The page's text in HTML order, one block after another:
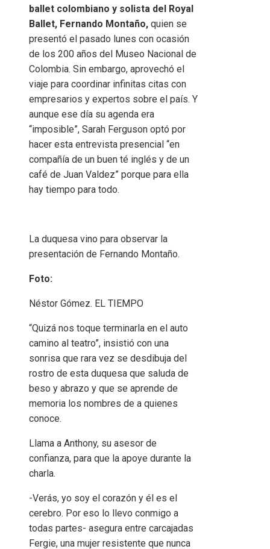
ballet colombiano y solista del Royal
Ballet, Fernando Montaño, quien se
presentó el pasado lunes con ocasión
de los 200 años del Museo Nacional de
Colombia. Sin embargo, aprovechó el
viaje para coordinar infinitas citas con
empresarios y expertos sobre el país. Y
aunque ese día su agenda era
“imposible”, Sarah Ferguson optó por
hacer esta entrevista presencial “en
compañía de un buen té inglés y de un
café de Juan Valdez” porque para ella
hay tiempo para todo.
La duquesa vino para observar la
presentación de Fernando Montaño.
Foto:
Néstor Gómez. EL TIEMPO
“Quizá nos toque terminarla en el auto
camino al teatro”, insistió con una
sonrisa que rara vez se desdibuja del
rostro de esta duquesa que saluda de
beso y abrazo y que se aprende de
memoria los nombres de a quienes
conoce.
Llama a Anthony, su asesor de
confianza, para que la apoye durante la
charla.
-Verás, yo soy el corazón y él es el
cerebro. Por eso lo llevo conmigo a
todas partes- asegura entre carcajadas
Fergie, una mujer resistente que nunca